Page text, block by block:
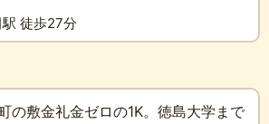
徒歩27分
の敷金礼金ゼロの1K。徳島大学まで